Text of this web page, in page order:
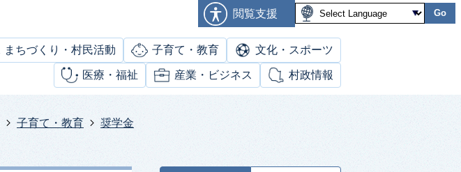
閲覧支援 Go
まちづくり・村民活動 子育て・教育 文化・スポーツ
医療・福祉 産業・ビジネス 村政情報
子育て・教育
奨学金